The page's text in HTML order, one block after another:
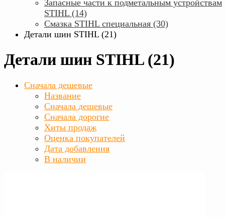
Запасные части к подметальным устройствам
STIHL (14)
Смазка STIHL специальная (30)
Детали шин STIHL (21)
Детали шин STIHL (21)
Сначала дешевые
Название
Сначала дешевые
Сначала дорогие
Хиты продаж
Оценка покупателей
Дата добавления
В наличии